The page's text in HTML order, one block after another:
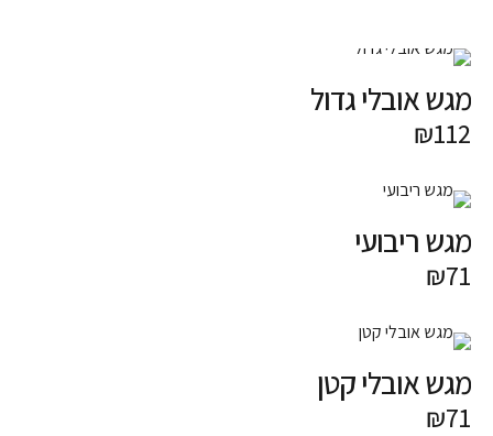
מגש אובלי גדול
₪112
מגש ריבועי
₪71
מגש אובלי קטן
₪71